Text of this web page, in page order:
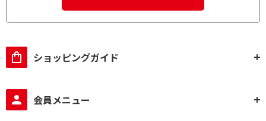
ショッピングガイド
会員メニュー